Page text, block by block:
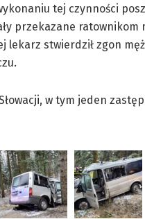
tej czynności
przekazane
stwierdził zgon
w tym jeden